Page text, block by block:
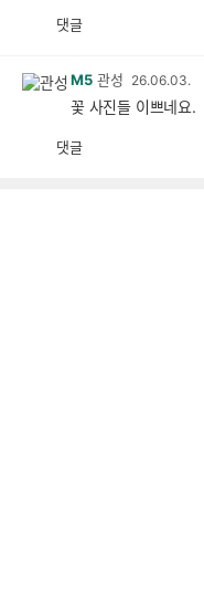
댓글
M5 관성 26.06.03.
꽃 사진들 이쁘네요.
댓글